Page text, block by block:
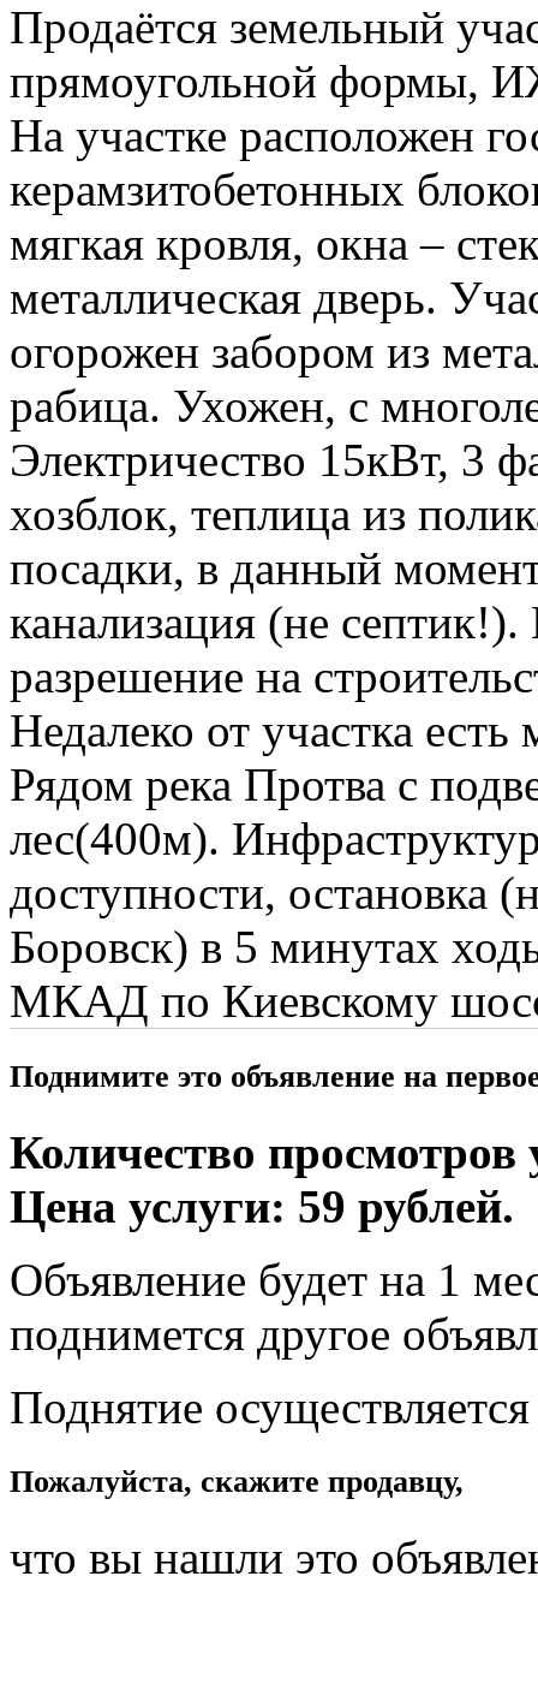
Продаётся земельный
прямоугольной формы,
На участке расположен
керамзитобетонных
мягкая кровля, окна –
металлическая дверь.
огорожен забором из
рабица. Ухожен, с
Электричество 15кВт, 3
хозблок, теплица из
посадки, в данный
канализация (не
разрешение на
Недалеко от участка
Рядом река Протва с
лес(400м).
доступности, остановка
Боровск) в 5 минутах
МКАД по Киевскому
Поднимите это объявление на
Количество просмотров
Цена услуги: 59 рублей.
Объявление будет на 1
поднимется другое
Поднятие
Пожалуйста, скажите продавцу,
что вы нашли это